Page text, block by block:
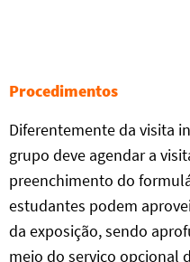
Procedimentos
Diferentemente da visita
grupo deve agendar a
preenchimento do
estudantes podem
da exposição, sendo
meio do serviço opcional